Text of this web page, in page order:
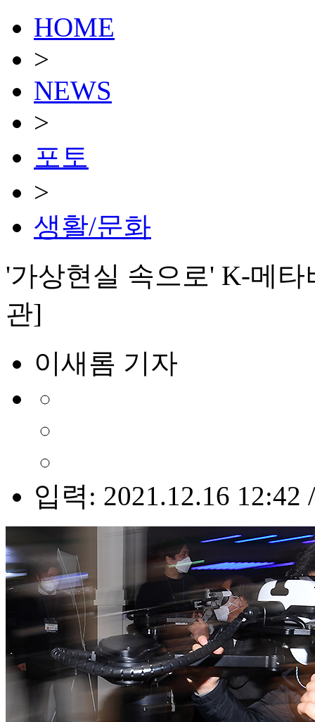
HOME
>
NEWS
>
포토
>
생활/문화
'가상현실 속으로' K-메
관]
이새롬 기자
입력: 2021.12.16 12:42